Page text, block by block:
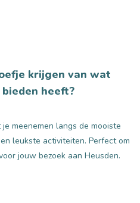
de 14
de Efteling
krijgen van wat
heeft?
meenemen langs de mooiste
leukste activiteiten. Perfect om
jouw bezoek aan Heusden.